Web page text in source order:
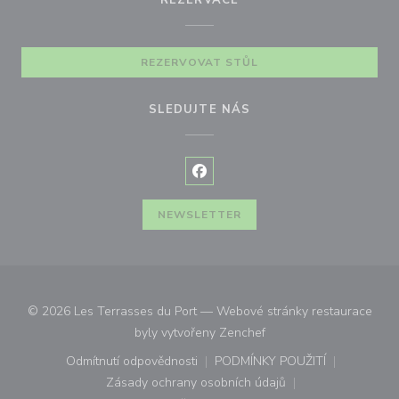
REZERVOVAT STŮL
SLEDUJTE NÁS
Facebook ((otevře se v novém
NEWSLETTER
© 2026 Les Terrasses du Port — Webové stránky restaurace
byly vytvořeny Zenchef((otevře se v novém
Odmítnutí odpovědnosti
((otevře se v novém okně))
PODMÍNKY POUŽITÍ
((otevře se v novém
Zásady ochrany osobních údajů
((otevře se v novém okně))